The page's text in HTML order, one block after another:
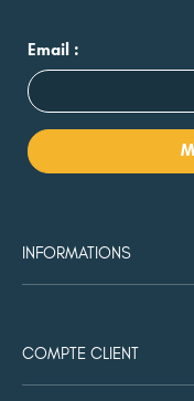
Email :
INFORMATIONS
COMPTE CLIENT